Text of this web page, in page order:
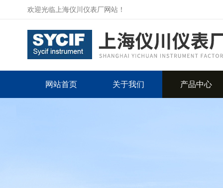
欢迎光临上海仪川仪表厂网站！
网站首页 关于我们 产品中心